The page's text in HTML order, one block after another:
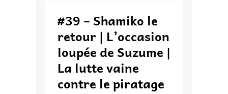
#39 – Shamiko le
retour | L’occasion
loupée de Suzume |
La lutte vaine
contre le piratage
–